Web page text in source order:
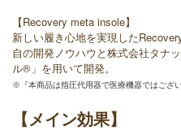
【Recovery meta insole】
新しい履き心地を実現した
自の開発ノウハウと株式会社タナ
ル®」を用いて開発。
※『本商品は指圧代用器で医療機器ではござ
【メイン効果】